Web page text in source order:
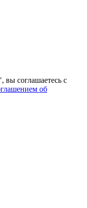
вы соглашаетесь с
об